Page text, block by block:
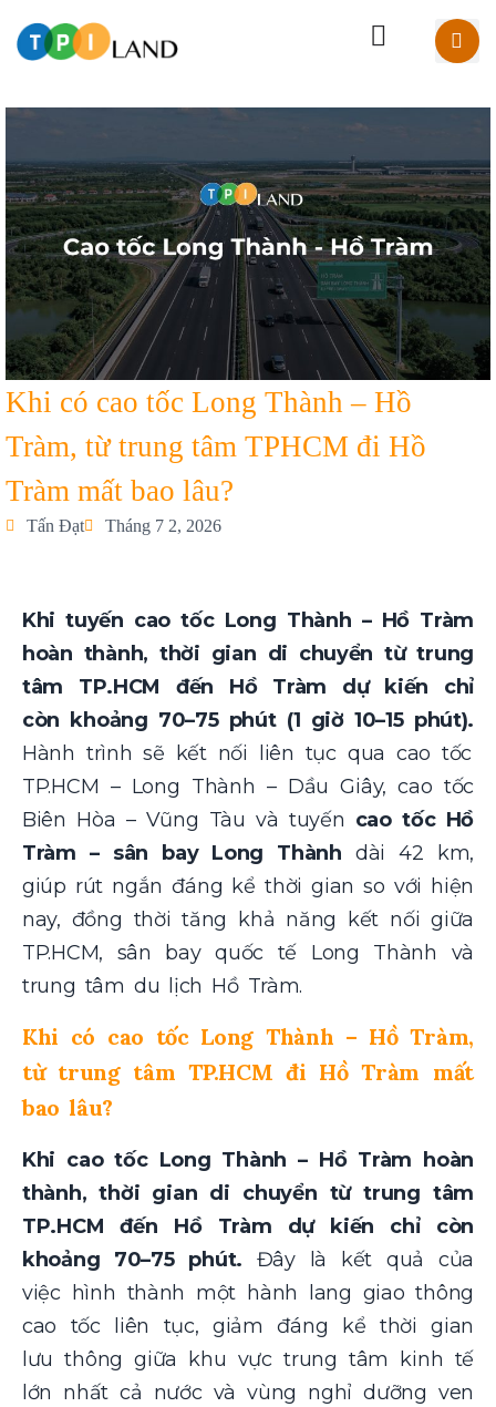
Khi có cao tốc Long Thành – Hồ
Tràm, từ trung tâm TPHCM đi Hồ
Tràm mất bao lâu?
Tấn Đạt Tháng 7 2, 2026
Khi tuyến cao tốc Long Thành – Hồ Tràm
hoàn thành, thời gian di chuyển từ trung
tâm TP.HCM đến Hồ Tràm dự kiến chỉ
còn khoảng 70–75 phút (1 giờ 10–15 phút).
Hành trình sẽ kết nối liên tục qua cao tốc
TP.HCM – Long Thành – Dầu Giây, cao tốc
Biên Hòa – Vũng Tàu và tuyến cao tốc Hồ
Tràm – sân bay Long Thành dài 42 km,
giúp rút ngắn đáng kể thời gian so với hiện
nay, đồng thời tăng khả năng kết nối giữa
TP.HCM, sân bay quốc tế Long Thành và
trung tâm du lịch Hồ Tràm.
Khi có cao tốc Long Thành – Hồ Tràm,
từ trung tâm TP.HCM đi Hồ Tràm mất
bao lâu?
Khi cao tốc Long Thành – Hồ Tràm hoàn
thành, thời gian di chuyển từ trung tâm
TP.HCM đến Hồ Tràm dự kiến chỉ còn
khoảng 70–75 phút. Đây là kết quả của
việc hình thành một hành lang giao thông
cao tốc liên tục, giảm đáng kể thời gian
lưu thông giữa khu vực trung tâm kinh tế
lớn nhất cả nước và vùng nghỉ dưỡng ven